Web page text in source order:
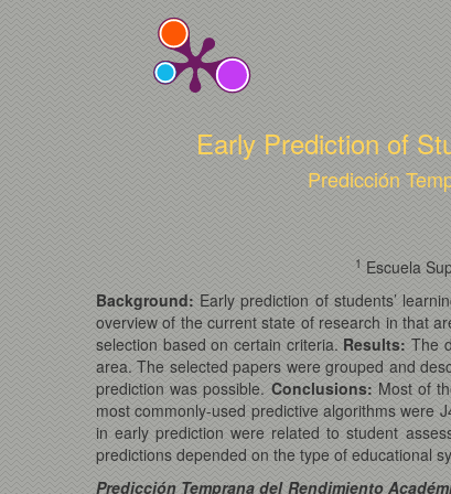
Early Prediction of
Predicción
1 Escuela
Background: Early prediction of students’
overview of the current state of research in that
selection based on certain criteria. Results: The
area. The selected papers were grouped and
prediction was possible. Conclusions: Most of
most commonly-used predictive algorithms were
in early prediction were related to student
predictions depended on the type of educational
Predicción Temprana del Rendimiento